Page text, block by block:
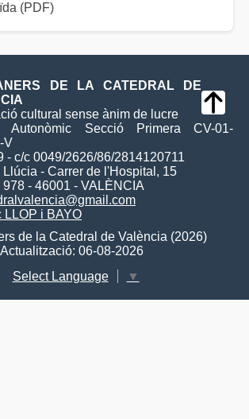
(PDF)
DE LA CATEDRAL DE
cultural sense ànim de lucre
Autonòmic Secció Primera CV-01-
V
- c/c 0049/2626/86/2814120711
Llúcia - Carrer de l'Hospital, 15
- 46001 - VALÈNCIA
LLOP i BAYO
de la Catedral de València (2026)
Actualització: 06-08-2026
Select Language
▼